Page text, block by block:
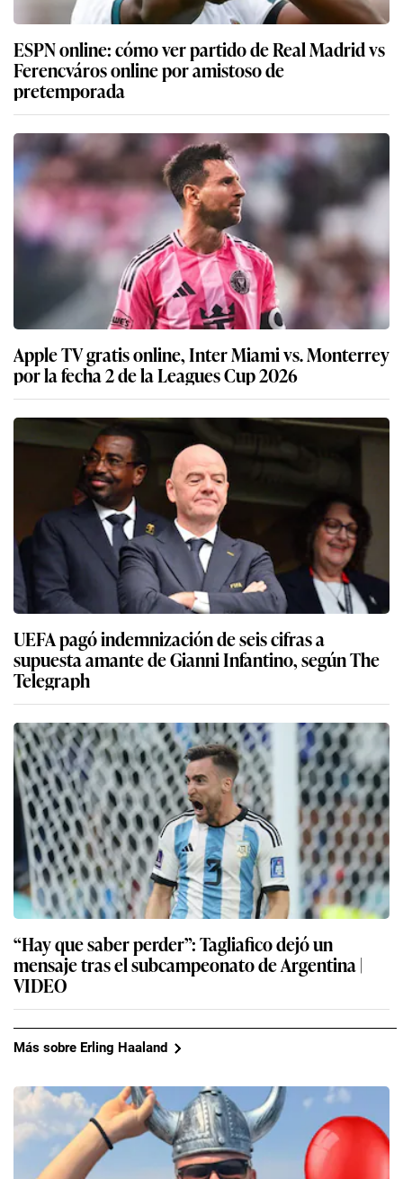
ESPN online: cómo ver partido de Real Madrid vs
Ferencváros online por amistoso de
pretemporada
Apple TV gratis online, Inter Miami vs. Monterrey
por la fecha 2 de la Leagues Cup 2026
UEFA pagó indemnización de seis cifras a
supuesta amante de Gianni Infantino, según The
Telegraph
“Hay que saber perder”: Tagliafico dejó un
mensaje tras el subcampeonato de Argentina |
VIDEO
Más sobre Erling Haaland